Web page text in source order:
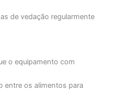
de vedação regularmente
o equipamento com
entre os alimentos para